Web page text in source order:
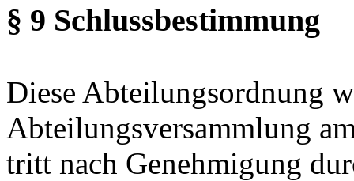
§ 9 Schlussbestimmung
Diese Abteilungsordnung
Abteilungsversammlung
tritt nach Genehmigung